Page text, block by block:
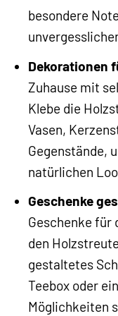
besondere
Dekorationen
Zuhause mit
Klebe die
Vasen,
Gegenstände,
natürlichen
Geschenke
Geschenke für
den
gestaltetes
Teebox oder
Möglichkeiten